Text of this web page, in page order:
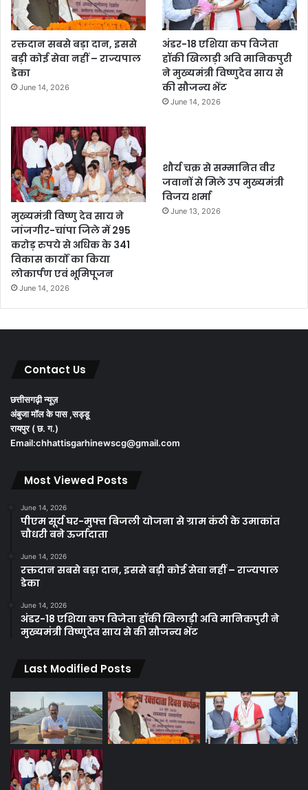
रक्तदान सबसे बड़ा दान, इससे
बड़ी कोई सेवा नहीं – राज्यपाल
डेका
June 14, 2026
अंडर-18 एशिया कप विजेता
हॉकी खिलाड़ी अवि मानिकपुरी
ने मुख्यमंत्री विष्णुदेव साय से
की सौजन्य भेंट
June 14, 2026
मुख्यमंत्री विष्णु देव साय ने
जांजगीर-चांपा जिले में 295
करोड़ रुपये से अधिक के 341
विकास कार्यों का किया
लोकार्पण एवं भूमिपूजन
June 14, 2026
शौर्य चक्र से सम्मानित वीर
जवानों से मिले उप मुख्यमंत्री
विजय शर्मा
June 13, 2026
Contact Us
छत्तीसगढ़ी न्यूज़
अंबुजा मॉल के पास ,सड्डू
रायपुर ( छ. ग.)
Email:chhattisgarhinewscg@gmail.com
Most Viewed Posts
June 14, 2026
पीएम सूर्य घर-मुफ्त बिजली योजना से ग्राम कंठी के उमाकांत
चौधरी बने ऊर्जादाता
June 14, 2026
रक्तदान सबसे बड़ा दान, इससे बड़ी कोई सेवा नहीं – राज्यपाल
डेका
June 14, 2026
अंडर-18 एशिया कप विजेता हॉकी खिलाड़ी अवि मानिकपुरी ने
मुख्यमंत्री विष्णुदेव साय से की सौजन्य भेंट
Last Modified Posts